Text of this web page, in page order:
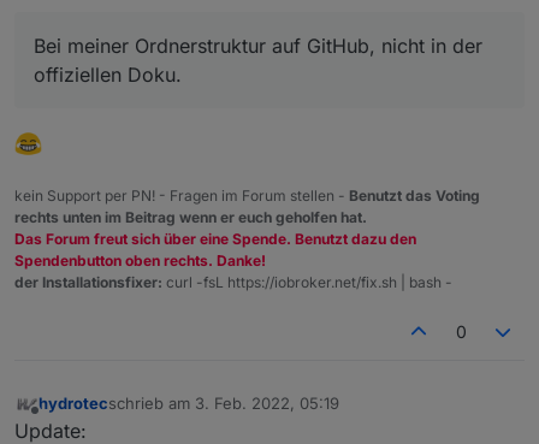
Bei meiner Ordnerstruktur auf GitHub, nicht in der
offiziellen Doku.
kein Support per PN! - Fragen im Forum stellen - Benutzt das Voting
rechts unten im Beitrag wenn er euch geholfen hat.
Das Forum freut sich über eine Spende. Benutzt dazu den
Spendenbutton oben rechts. Danke!
der Installationsfixer: curl -fsL https://iobroker.net/fix.sh | bash -
0
Offline
hydrotecschrieb am 3. Feb. 2022, 05:19
zuletzt editiert von
Update: